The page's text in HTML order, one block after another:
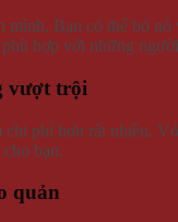
Bạn có thể bỏ
hợp với những
vượt trội
phí hơn rất nhiều.
bạn.
quản